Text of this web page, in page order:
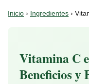
Inicio › Ingredientes ›
Vitamina C
Beneficios y